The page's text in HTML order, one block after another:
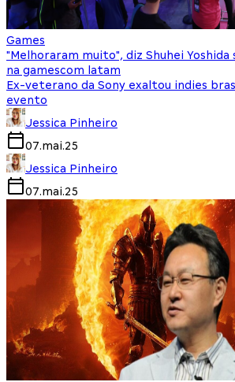
Games
"Melhoraram muito", diz Shuhei Yoshida
na gamescom latam
Ex-veterano da Sony exaltou indies
evento
Jessica Pinheiro
07.mai.25
Jessica Pinheiro
07.mai.25